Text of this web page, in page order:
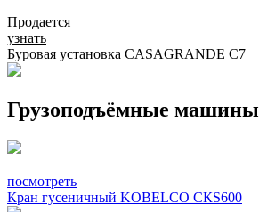
Продается
узнать
Буровая установка CASAGRANDE C7
Грузоподъёмные машины
посмотреть
Кран гусеничный KOBELCO СКS600